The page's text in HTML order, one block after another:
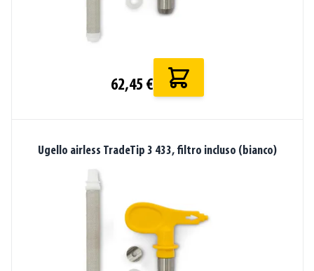
62,45 €
Ugello airless TradeTip 3 433, filtro incluso (bianco)